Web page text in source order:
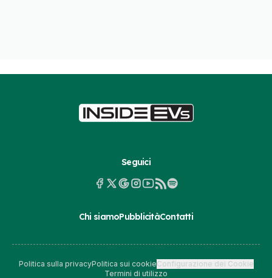
Seguici
Chi siamoPubblicitàContatti
Politica sulla privacyPolitica sui cookieConfigurazione dei Cookie
Termini di utilizzo